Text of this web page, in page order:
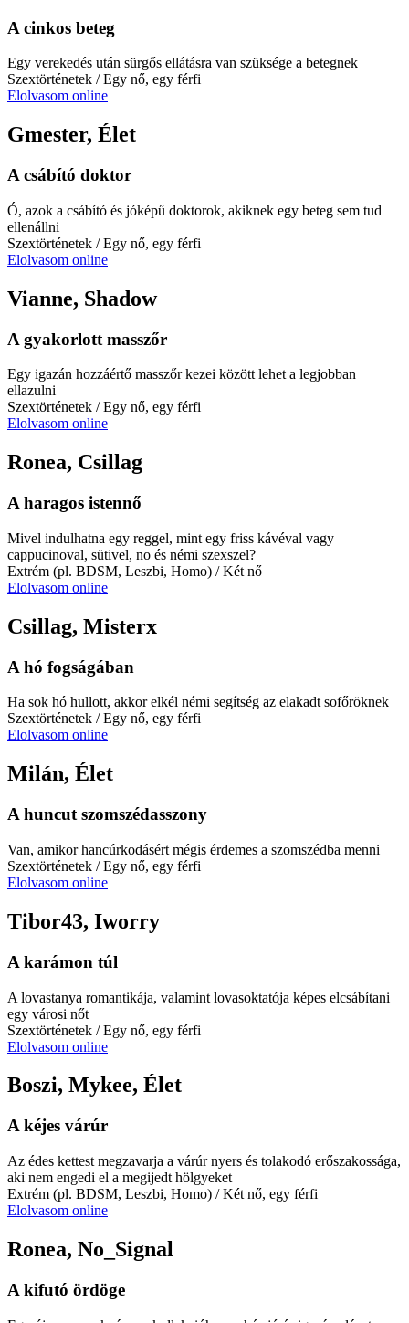
A cinkos beteg
Egy verekedés után sürgős ellátásra van szüksége a betegnek
Szextörténetek / Egy nő, egy férfi
Elolvasom online
Gmester, Élet
A csábító doktor
Ó, azok a csábító és jóképű doktorok, akiknek egy beteg sem tud
ellenállni
Szextörténetek / Egy nő, egy férfi
Elolvasom online
Vianne, Shadow
A gyakorlott masszőr
Egy igazán hozzáértő masszőr kezei között lehet a legjobban
ellazulni
Szextörténetek / Egy nő, egy férfi
Elolvasom online
Ronea, Csillag
A haragos istennő
Mivel indulhatna egy reggel, mint egy friss kávéval vagy
cappucinoval, sütivel, no és némi szexszel?
Extrém (pl. BDSM, Leszbi, Homo) / Két nő
Elolvasom online
Csillag, Misterx
A hó fogságában
Ha sok hó hullott, akkor elkél némi segítség az elakadt sofőröknek
Szextörténetek / Egy nő, egy férfi
Elolvasom online
Milán, Élet
A huncut szomszédasszony
Van, amikor hancúrkodásért mégis érdemes a szomszédba menni
Szextörténetek / Egy nő, egy férfi
Elolvasom online
Tibor43, Iworry
A karámon túl
A lovastanya romantikája, valamint lovasoktatója képes elcsábítani
egy városi nőt
Szextörténetek / Egy nő, egy férfi
Elolvasom online
Boszi, Mykee, Élet
A kéjes várúr
Az édes kettest megzavarja a várúr nyers és tolakodó erőszakossága,
aki nem engedi el a megijedt hölgyeket
Extrém (pl. BDSM, Leszbi, Homo) / Két nő, egy férfi
Elolvasom online
Ronea, No_Signal
A kifutó ördöge